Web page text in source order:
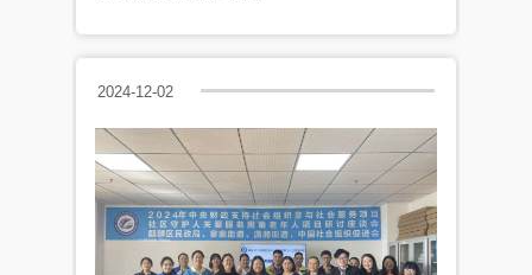
2024-12-02